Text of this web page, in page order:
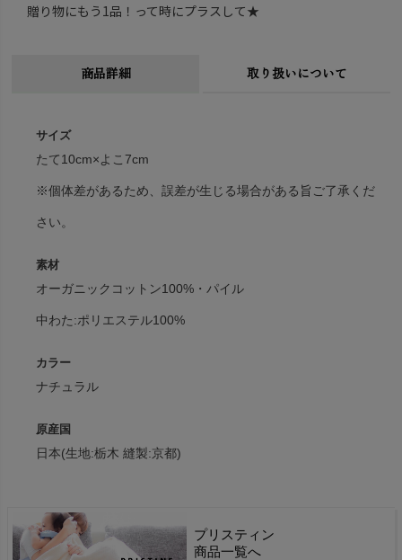
贈り物にもう1品！って時にプラスして★
商品詳細 取り扱いについて
サイズ
たて10cm×よこ7cm
※個体差があるため、誤差が生じる場合がある旨ご了承くだ
さい。
素材
オーガニックコットン100%・パイル
中わた:ポリエステル100%
カラー
ナチュラル
原産国
日本(生地:栃木 縫製:京都)
プリスティン
商品一覧へ